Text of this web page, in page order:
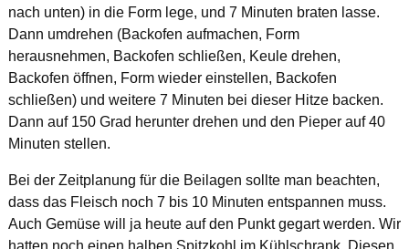
nach unten) in die Form lege, und 7 Minuten braten lasse.
Dann umdrehen (Backofen aufmachen, Form
herausnehmen, Backofen schließen, Keule drehen,
Backofen öffnen, Form wieder einstellen, Backofen
schließen) und weitere 7 Minuten bei dieser Hitze backen.
Dann auf 150 Grad herunter drehen und den Pieper auf 40
Minuten stellen.
Bei der Zeitplanung für die Beilagen sollte man beachten,
dass das Fleisch noch 7 bis 10 Minuten entspannen muss.
Auch Gemüse will ja heute auf den Punkt gegart werden. Wir